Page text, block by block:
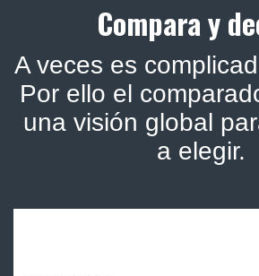
Compara y
A veces es
Por ello el
una visión global
a elegir.